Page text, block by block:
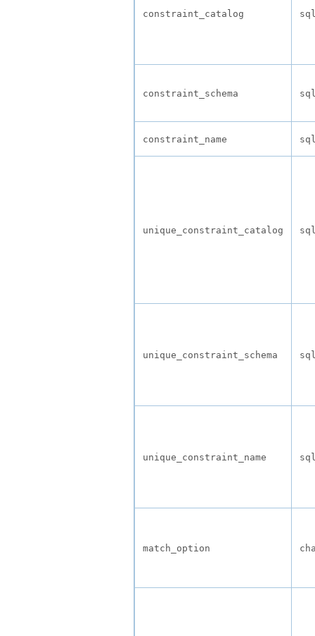
constraint_catalog
constraint_schema
constraint_name
unique_constraint_catalog
unique_constraint_schema
unique_constraint_name
match_option